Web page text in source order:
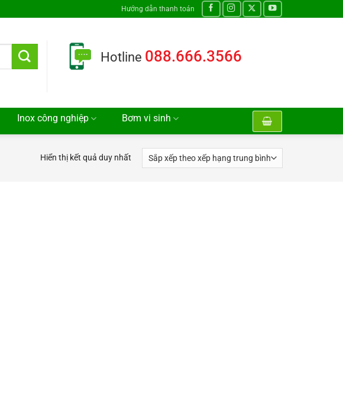
Hướng dẫn thanh toán
Hotline 088.666.3566
Inox công nghiệp
Bơm vi sinh
Hiển thị kết quả duy nhất